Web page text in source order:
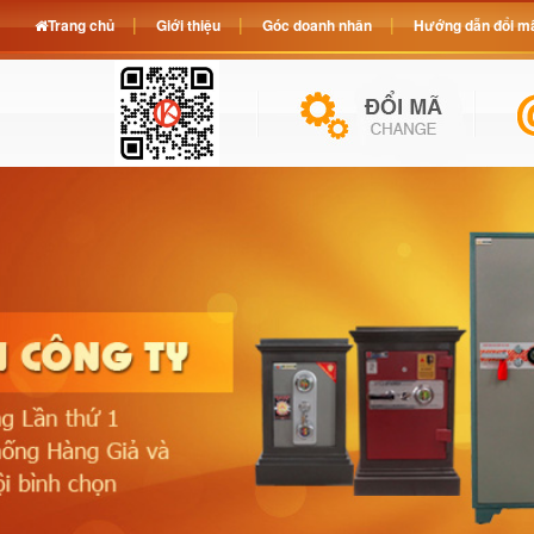
Trang chủ Giới thiệu Góc doanh nhân Hướng dẫn đổi